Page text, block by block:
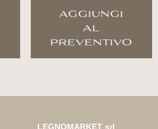
aggiungi
al
preventivo
LEGNOMARKET srl